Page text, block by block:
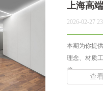
上海高
2026-02-27
本期为你提
理念、材质
接... ...
查